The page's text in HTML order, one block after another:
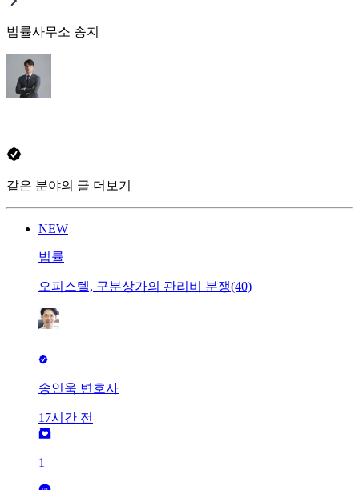
법률사무소 송지
같은 분야의 글 더보기
NEW
법률
오피스텔, 구분상가의 관리비 분쟁(40)
송인욱 변호사
17시간 전
1